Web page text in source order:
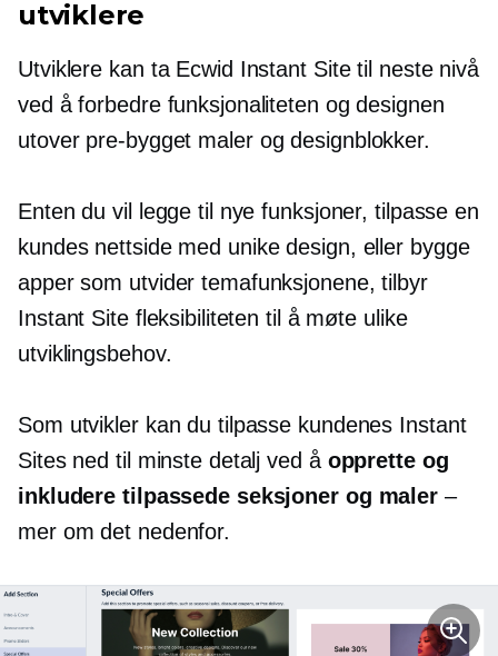
utviklere
Utviklere kan ta Ecwid Instant Site til neste nivå
ved å forbedre funksjonaliteten og designen
utover pre-bygget maler og designblokker.
Enten du vil legge til nye funksjoner, tilpasse en
kundes nettside med unike design, eller bygge
apper som utvider temafunksjonene, tilbyr
Instant Site fleksibiliteten til å møte ulike
utviklingsbehov.
Som utvikler kan du tilpasse kundenes Instant
Sites ned til minste detalj ved å opprette og
inkludere tilpassede seksjoner og maler –
mer om det nedenfor.